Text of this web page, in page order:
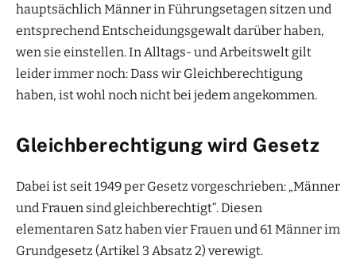
hauptsächlich Männer in Führungsetagen sitzen und
entsprechend Entscheidungsgewalt darüber haben,
wen sie einstellen. In Alltags- und Arbeitswelt gilt
leider immer noch: Dass wir Gleichberechtigung
haben, ist wohl noch nicht bei jedem angekommen.
Gleichberechtigung wird Gesetz
Dabei ist seit 1949 per Gesetz vorgeschrieben: „Männer
und Frauen sind gleichberechtigt“. Diesen
elementaren Satz haben vier Frauen und 61 Männer im
Grundgesetz (Artikel 3 Absatz 2) verewigt.